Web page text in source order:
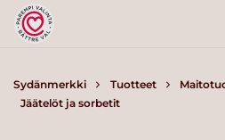
Sydänmerkki Tuotteet
Jäätelöt ja sorbetit